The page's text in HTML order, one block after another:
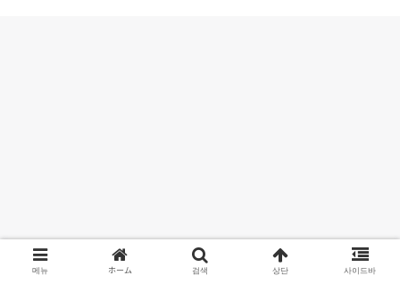
메뉴 ホーム 검색 상단 사이드바